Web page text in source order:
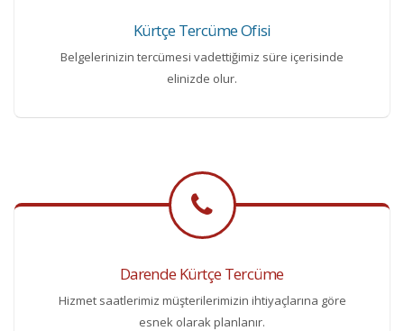
Kürtçe Tercüme Ofisi
Belgelerinizin tercümesi vadettiğimiz süre içerisinde
elinizde olur.
Darende Kürtçe Tercüme
Hizmet saatlerimiz müşterilerimizin ihtiyaçlarına göre
esnek olarak planlanır.